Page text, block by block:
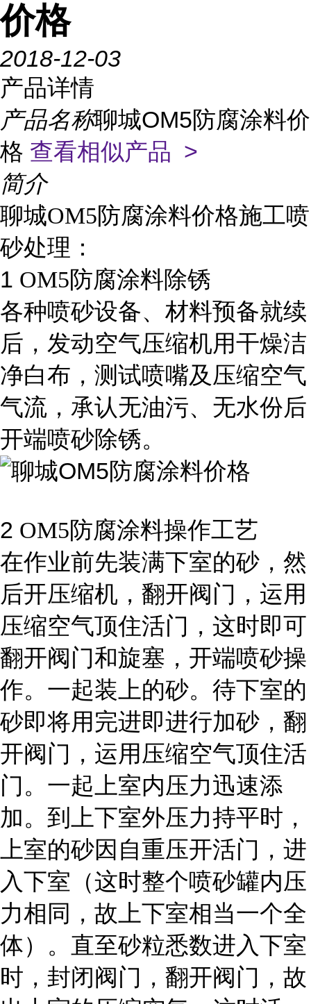
价格
2018-12-03
产品详情
产品名称聊城OM5防腐涂料价
格 查看相似产品 >
简介
聊城OM5防腐涂料价格施工喷
砂处理：
1 OM5防腐涂料除锈
各种喷砂设备、材料预备就续
后，发动空气压缩机用干燥洁
净白布，测试喷嘴及压缩空气
气流，承认无油污、无水份后
开端喷砂除锈。
2 OM5防腐涂料操作工艺
在作业前先装满下室的砂，然
后开压缩机，翻开阀门，运用
压缩空气顶住活门，这时即可
翻开阀门和旋塞，开端喷砂操
作。一起装上的砂。待下室的
砂即将用完进即进行加砂，翻
开阀门，运用压缩空气顶住活
门。一起上室内压力迅速添
加。到上下室外压力持平时，
上室的砂因自重压开活门，进
入下室（这时整个喷砂罐内压
力相同，故上下室相当一个全
体）。直至砂粒悉数进入下室
时，封闭阀门，翻开阀门，故